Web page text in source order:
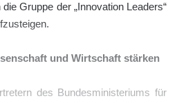
Gruppe der „Innovation Leaders“
und Wirtschaft stärken
des Bundesministeriums für